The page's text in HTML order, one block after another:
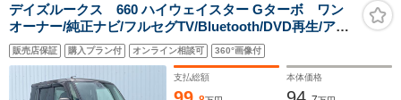
デイズルークス 660 ハイウェイスター Gターボ ワン
オーナー/純正ナビ/フルセグTV/Bluetooth/DVD再生/アラ
ウンドビューモニター/前後ドライブレコーダー/両側パワ
ースライドドア/衝突軽減ブレーキ/レーンディパーチャ
ー/LEDオートライ
販売店保証 購入プラン付 オンライン相談可 360°画像付
支払総額 本体価格